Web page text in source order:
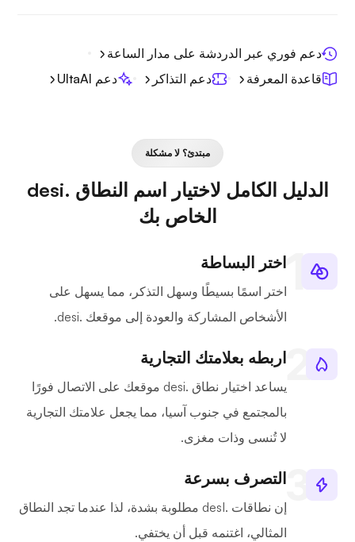
دعم فوري عبر الدردشة على مدار الساعة
قاعدة المعرفة
دعم التذاكر دعم UltaAI
مبتدئ؟ لا مشكلة
الدليل الكامل لاختيار اسم النطاق .desi
الخاص بك
اختر البساطة
اختر اسمًا بسيطًا وسهل التذكر، مما يسهل على
الأشخاص المشاركة والعودة إلى موقعك .desi.
اربطه بعلامتك التجارية
يساعد اختيار نطاق .desi موقعك على الاتصال فورًا
بالمجتمع في جنوب آسيا، مما يجعل علامتك التجارية
لا تُنسى وذات مغزى.
التصرف بسرعة
إن نطاقات .desI مطلوبة بشدة، لذا عندما تجد النطاق
المثالي، اغتنمه قبل أن يختفي.